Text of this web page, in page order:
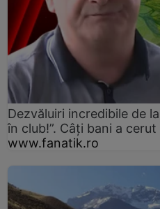
Dezvăluiri incredibile de
în club!”. Câți bani a
www.fanatik.ro